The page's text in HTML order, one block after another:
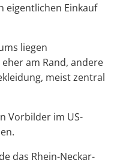
eigentlichen Einkauf
liegen
am Rand, andere
meist zentral
Vorbilder im US-
das Rhein-Neckar-